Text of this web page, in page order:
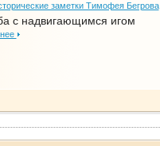
заметки Тимофея Бегрова
с надвигающимся игом